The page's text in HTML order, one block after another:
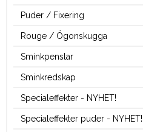
Puder / Fixering
Rouge / Ögonskugga
Sminkpenslar
Sminkredskap
Specialeffekter - NYHET!
Specialeffekter puder - NYHET!